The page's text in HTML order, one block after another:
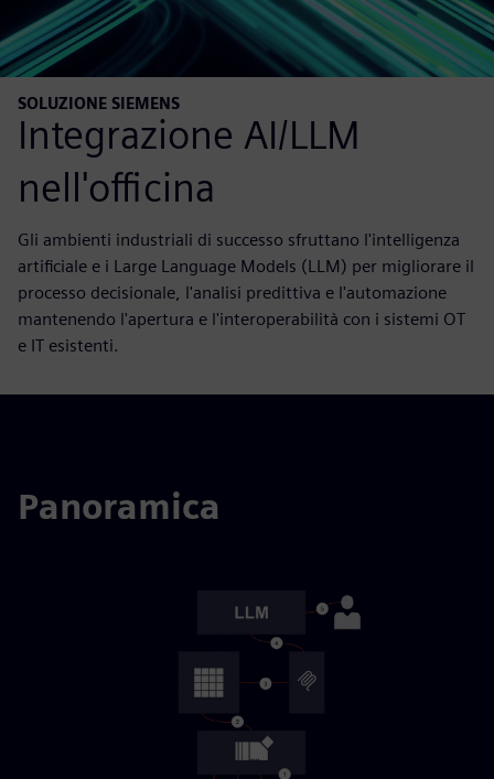
SOLUZIONE SIEMENS
Integrazione AI/LLM
nell'officina
Gli ambienti industriali di successo sfruttano l'intelligenza
artificiale e i Large Language Models (LLM) per migliorare il
processo decisionale, l'analisi predittiva e l'automazione
mantenendo l'apertura e l'interoperabilità con i sistemi OT
e IT esistenti.
Panoramica